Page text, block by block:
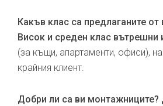
Какъв клас са предлаганите от
Висок и среден клас вътрешни
(за къщи, апартаменти, офиси),
крайния клиент.
Добри ли са ви монтажниците?